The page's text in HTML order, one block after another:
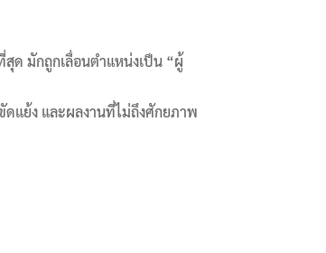
ด มักถูกเลื่อนตำแหน่งเป็น “ผู้
แย้ง และผลงานที่ไม่ถึงศักยภาพ